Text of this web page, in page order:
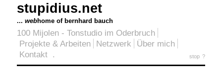
stupidius.net
... webhome of bernhard bauch
100 Mijolen - Tonstudio im Oderbruch
Projekte & Arbeiten
Netzwerk
Über mich
Kontakt . stop ?